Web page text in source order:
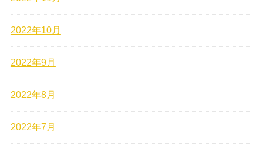
2022年10月
2022年9月
2022年8月
2022年7月